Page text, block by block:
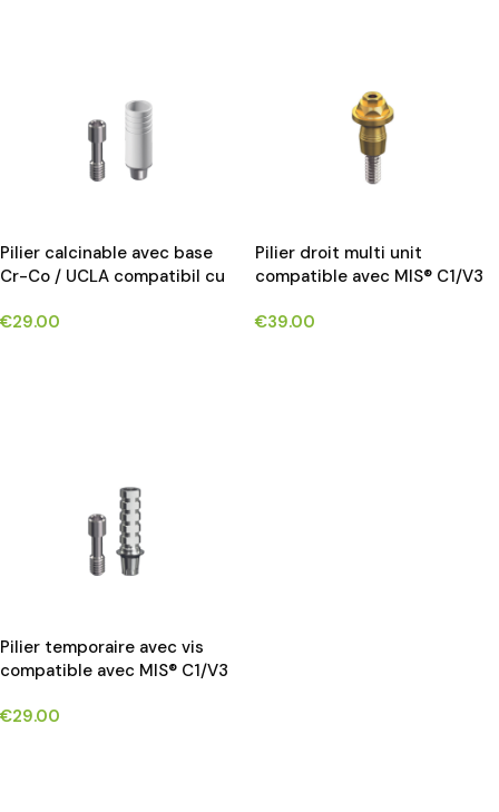
Pilier calcinable avec base
Cr-Co / UCLA compatibil cu
€29.00
Pilier droit multi unit
compatible avec MIS® C1/V3
€39.00
Pilier temporaire avec vis
compatible avec MIS® C1/V3
€29.00